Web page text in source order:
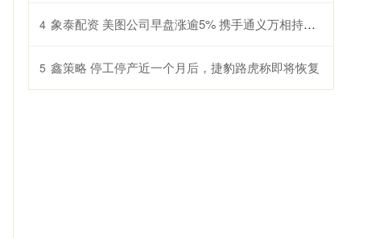
4 象泰配资 美图公司早盘涨逾5% 携手通义万相持续推动AIGC技术在多领域产业化落地
5 鑫策略 停工停产近一个月后，捷豹路虎称即将恢复